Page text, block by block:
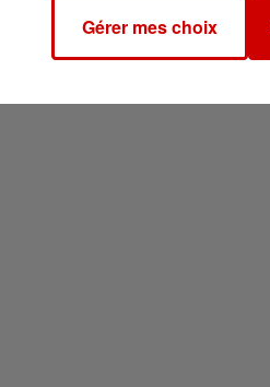
Gérer mes choix